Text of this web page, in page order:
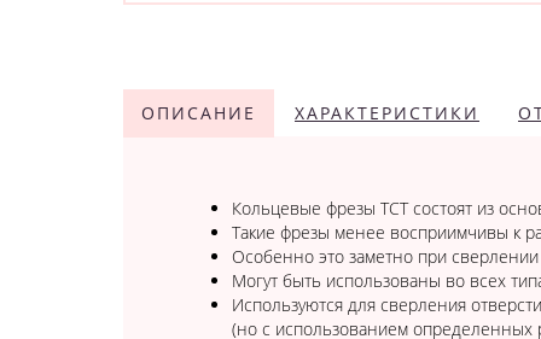
ОПИСАНИЕ ХАРАКТЕРИСТИКИ
Кольцевые фрезы TCT состоят из
Такие фрезы менее восприимчивы к
Особенно это заметно при
Могут быть использованы во всех
Используются для сверления
(но с использованием определенных